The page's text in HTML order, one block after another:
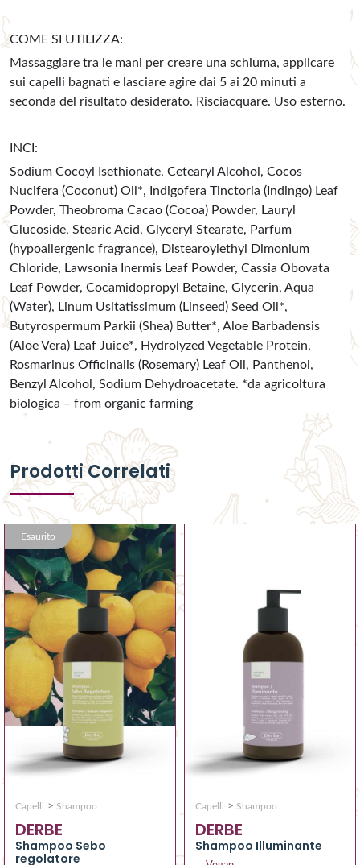
COME SI UTILIZZA:
Massaggiare tra le mani per creare una schiuma, applicare
sui capelli bagnati e lasciare agire dai 5 ai 20 minuti a
seconda del risultato desiderato. Risciacquare. Uso esterno.
INCI:
Sodium Cocoyl Isethionate, Cetearyl Alcohol, Cocos
Nucifera (Coconut) Oil*, Indigofera Tinctoria (Indingo) Leaf
Powder, Theobroma Cacao (Cocoa) Powder, Lauryl
Glucoside, Stearic Acid, Glyceryl Stearate, Parfum
(hypoallergenic fragrance), Distearoylethyl Dimonium
Chloride, Lawsonia Inermis Leaf Powder, Cassia Obovata
Leaf Powder, Cocamidopropyl Betaine, Glycerin, Aqua
(Water), Linum Usitatissimum (Linseed) Seed Oil*,
Butyrospermum Parkii (Shea) Butter*, Aloe Barbadensis
(Aloe Vera) Leaf Juice*, Hydrolyzed Vegetable Protein,
Rosmarinus Officinalis (Rosemary) Leaf Oil, Panthenol,
Benzyl Alcohol, Sodium Dehydroacetate. *da agricoltura
biologica – from organic farming
Prodotti Correlati
Esaurito
Capelli > Shampoo
DERBE
Shampoo Sebo
regolatore
Capelli > Shampoo
DERBE
Shampoo Illuminante